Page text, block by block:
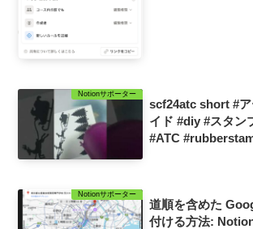
Notionサポーター
scf24atc short #ア
イド #diy #スタン
#ATC
Notionサポーター
道順を含めた
付ける方法: